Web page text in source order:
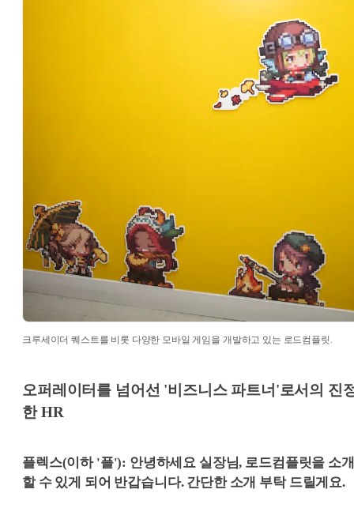
크루세이더 퀘스트를 비롯 다양한 모바일 게임을 개발하고 있는 로드컴플릿.
오퍼레이터를 넘어선 '비즈니스 파트너'로서의 진
한 HR
플렉스(이하 '플'): 안녕하세요 실장님, 로드컴플릿을 소개
할 수 있게 되어 반갑습니다. 간단한 소개 부탁 드릴게요.